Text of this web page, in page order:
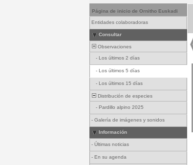
Página de inicio de Ornitho Euskadi
Entidades colaboradoras
Consultar
Observaciones
- Los últimos 2 días
- Los últimos 5 días
- Los últimos 15 días
Distribución de especies
- Pardillo alpino 2025
- Galería de imágenes y sonidos
Información
- Últimas noticias
- En su agenda